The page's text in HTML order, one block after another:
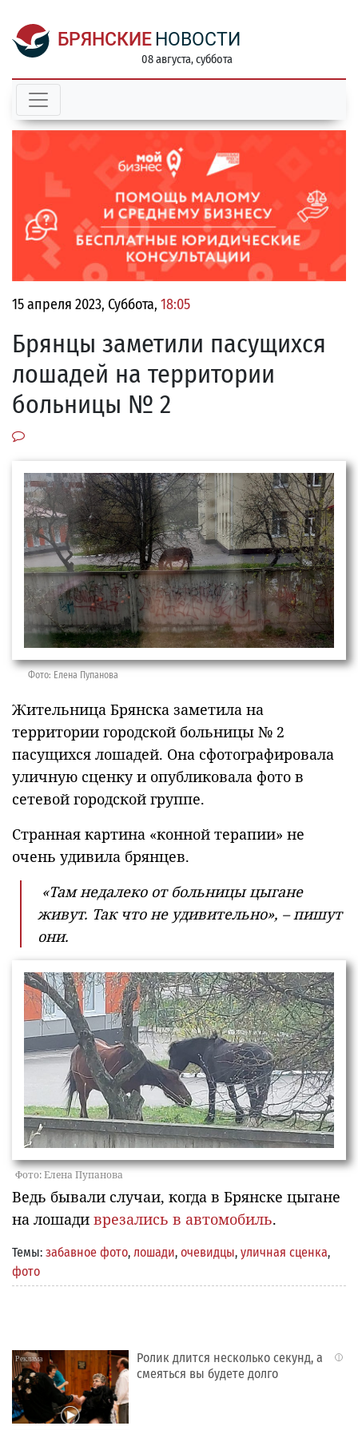
БРЯНСКИЕ НОВОСТИ
08 августа, суббота
15 апреля 2023, Суббота, 18:05
Брянцы заметили пасущихся
лошадей на территории
больницы № 2
Фото: Елена Пупанова
Жительница Брянска заметила на
территории городской больницы № 2
пасущихся лошадей. Она сфотографировала
уличную сценку и опубликовала фото в
сетевой городской группе.
Странная картина «конной терапии» не
очень удивила брянцев.
«Там недалеко от больницы цыгане
живут. Так что не удивительно», – пишут
они.
Фото: Елена Пупанова
Ведь бывали случаи, когда в Брянске цыгане
на лошади врезались в автомобиль.
Темы: забавное фото, лошади, очевидцы, уличная сценка,
фото
i
Ролик длится несколько секунд, а
смеяться вы будете долго